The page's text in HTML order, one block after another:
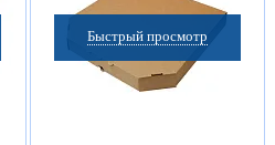
Быстрый просмотр